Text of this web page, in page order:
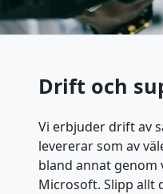
Drift och
Vi erbjuder drift av
levererar som av
bland annat
Microsoft. Slipp allt